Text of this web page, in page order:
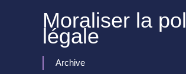
Moraliser la
légale
Archive